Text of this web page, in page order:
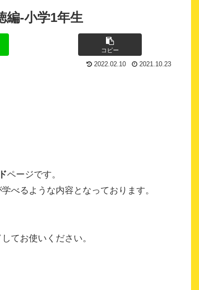
-小学1年生
コピー
2022.02.10 2021.10.23
ページです。
べるような内容となっております。
てお使いください。